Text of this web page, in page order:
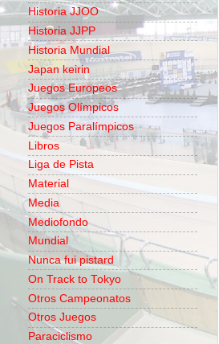
Historia JJOO
Historia JJPP
Historia Mundial
Japan keirin
Juegos Europeos
Juegos Olímpicos
Juegos Paralímpicos
Libros
Liga de Pista
Material
Media
Mediofondo
Mundial
Nunca fui pistard
On Track to Tokyo
Otros Campeonatos
Otros Juegos
Paraciclismo